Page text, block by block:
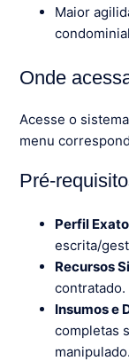
Maior
Onde
Acesse o
menu
Pré-
Perfil
escrita/
Recursos
contratado.
Insumos e
completas
manipulado.